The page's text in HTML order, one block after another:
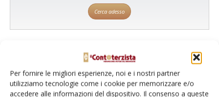
Per fornire le migliori esperienze, noi e i nostri partner
utilizziamo tecnologie come i cookie per memorizzare e/o
accedere alle informazioni del dispositivo. Il consenso a queste
Cerca adesso